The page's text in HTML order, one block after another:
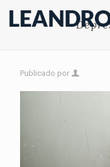
Publicado por